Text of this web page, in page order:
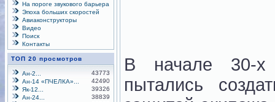
На пороге звукового барьера
Эпоха больших скоростей
Авиаконструкторы
Видео
Поиск
Контакты
ТОП 20 просмотров
Ан-2...
43773
Ан-14 «ПЧЕЛКА»...
42490
Як-12...
39326
Ан-24...
38839
В начале 30-х
пытались